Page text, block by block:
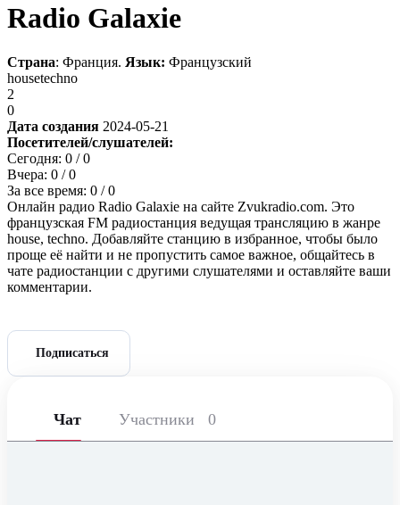
Radio Galaxie
Страна: Франция. Язык: Французский
housetechno
2
0
Дата создания 2024-05-21
Посетителей/слушателей:
Сегодня: 0 / 0
Вчера: 0 / 0
За все время: 0 / 0
Онлайн радио Radio Galaxie на сайте Zvukradio.com. Это
французская FM радиостанция ведущая трансляцию в жанре
house, techno. Добавляйте станцию в избранное, чтобы было
проще её найти и не пропустить самое важное, общайтесь в
чате радиостанции с другими слушателями и оставляйте ваши
комментарии.
Подписаться
Чат Участники 0